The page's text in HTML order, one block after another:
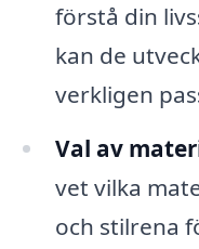
förstå din
kan de
verkligen
Val av
vet vilka
och stilrena